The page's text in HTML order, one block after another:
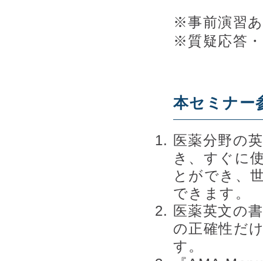
※事前演習
※質疑応答
本セミナー
医薬分野の
き、すぐに
とができ、
できます。
医薬英文の
の正確性だ
す。